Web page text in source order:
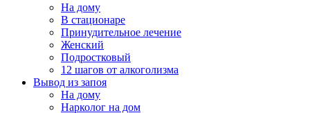
На дому
В стационаре
Принудительное лечение
Женский
Подростковый
12 шагов от алкоголизма
Вывод из запоя
На дому
Нарколог на дом